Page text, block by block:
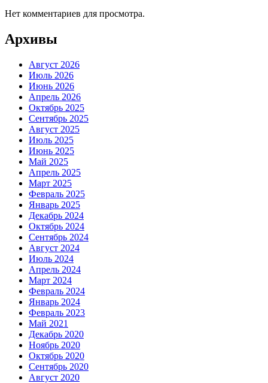
Нет комментариев для просмотра.
Архивы
Август 2026
Июль 2026
Июнь 2026
Апрель 2026
Октябрь 2025
Сентябрь 2025
Август 2025
Июль 2025
Июнь 2025
Май 2025
Апрель 2025
Март 2025
Февраль 2025
Январь 2025
Декабрь 2024
Октябрь 2024
Сентябрь 2024
Август 2024
Июль 2024
Апрель 2024
Март 2024
Февраль 2024
Январь 2024
Февраль 2023
Май 2021
Декабрь 2020
Ноябрь 2020
Октябрь 2020
Сентябрь 2020
Август 2020